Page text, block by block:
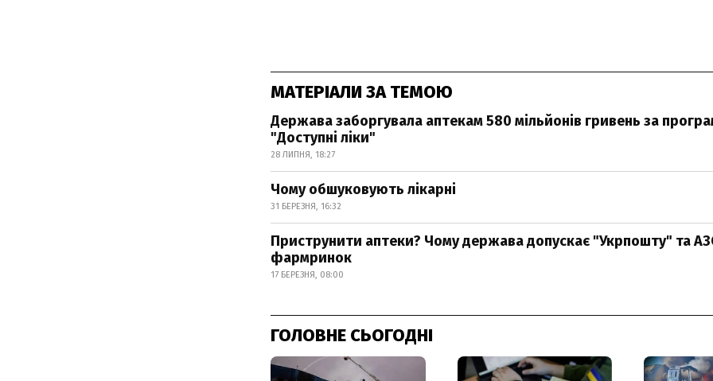
МАТЕРІАЛИ ЗА ТЕМОЮ
Держава заборгувала аптекам 580 мільйонів гривень за
"Доступні ліки"
28 ЛИПНЯ, 18:27
Чому обшуковують лікарні
31 БЕРЕЗНЯ, 16:32
Приструнити аптеки? Чому держава допускає "Укрпошту" та
фармринок
17 БЕРЕЗНЯ, 08:00
ГОЛОВНЕ СЬОГОДНІ